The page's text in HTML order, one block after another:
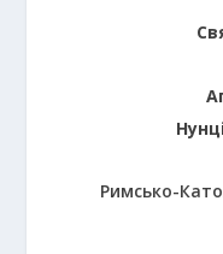
Римсько-